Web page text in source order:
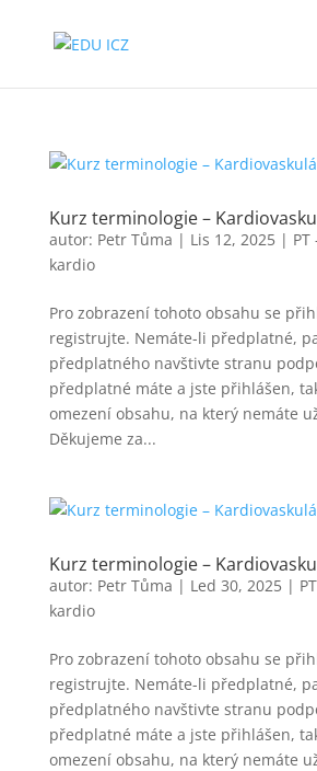
Kurz terminologie –
autor: Petr Tůma | Lis 12, 2025|
kardio
Pro zobrazení tohoto obsahu se
registrujte. Nemáte-li předplatné,
předplatného navštivte stranu
předplatné máte a jste přihlášen,
omezení obsahu, na který nemáte
Děkujeme za...
Kurz terminologie –
autor: Petr Tůma | Led 30, 2025|
kardio
Pro zobrazení tohoto obsahu se
registrujte. Nemáte-li předplatné,
předplatného navštivte stranu
předplatné máte a jste přihlášen,
omezení obsahu, na který nemáte